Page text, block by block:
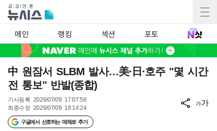
메인 랭킹 섹션 포토
中 원잠서 SLBM 발사…美·日·호주 "몇 시간
전 통보" 반발(종합)
기사등록 2026/07/09 17:07:56
최종수정 2026/07/09 18:14:24
구글에서 선호하는 매체로 추가
가가